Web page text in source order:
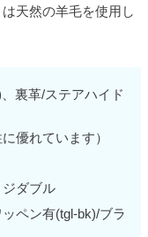
天然の羊毛を使用し
裏革/ステアハイド
優れています）
ダブル
ペン有(tgl-bk)/ブラ